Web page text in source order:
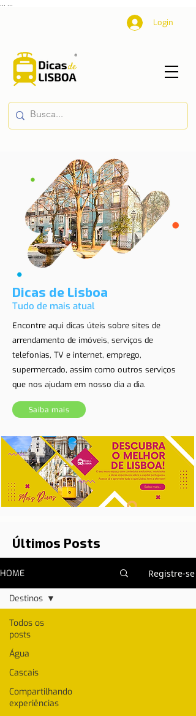
Login
Dicas de Lisboa
Tudo de mais atual
Encontre aqui dicas úteis sobre sites de
arrendamento de imóveis, serviços de
telefonias, TV e internet, emprego,
supermercado, assim como outros serviços
que nos ajudam em nosso dia a dia.
Saiba mais
Últimos Posts
HOME Registre-se
Todos os
posts
Água
Cascais
Compartilhando
experiências
Destinos